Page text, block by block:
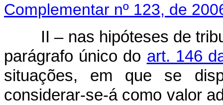
Complementar nº 123, de
II – nas hipóteses de
parágrafo único do art. 146
situações, em que se
considerar-se-á como valor